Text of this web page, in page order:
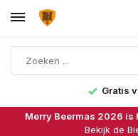
Gratis
Merry Beermas 2026 is
Bekijk de